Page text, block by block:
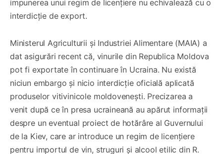
impunerea unui regim de licențiere nu echivalează cu o
interdicție de export.
Ministerul Agriculturii și Industriei Alimentare (MAIA) a
dat asigurări recent că, vinurile din Republica Moldova
pot fi exportate în continuare în Ucraina. Nu există
niciun embargo și nicio interdicție oficială aplicată
produselor vitivinicole moldovenești. Precizarea a
venit după ce în presa ucraineană au apărut informații
despre un eventual proiect de hotărâre al Guvernului
de la Kiev, care ar introduce un regim de licențiere
pentru importul de vin, struguri și alcool etilic din R.